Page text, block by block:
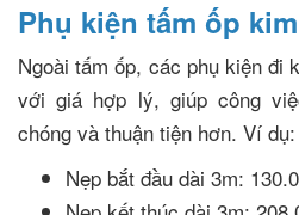
Phụ kiện tấm ốp
Ngoài tấm ốp, các phụ kiện đi
với giá hợp lý, giúp công
chóng và thuận tiện hơn. Ví dụ:
Nẹp bắt đầu dài 3m: